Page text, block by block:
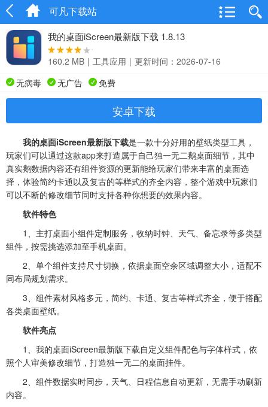
可凡下载站
我的桌面iScreen最新版下载 1.8.13
160.2 MB | 工具应用 | 更新时间：2026-07-16
无病毒
无广告 免费
安卓下载
我的桌面iScreen最新版下载是一款十分好用的壁纸类型工具，
玩家们可以通过这款app来打造属于自己独一无二鹅桌面细节，其中
真实鹅数据内容还有组件资源的更新能给玩家们带来丰富的桌面选
择，体验简约卡通以及复古的等样式的齐全内容，整个游戏中玩家们
可以不断的修改细节同时支持各种你想要的效果内容。
软件特色
1、主打桌面小组件定制服务，收纳时钟、天气、备忘录等多类型
组件，按需挑选添加至手机桌面。
2、单个组件支持尺寸切换，依据桌面空余区域调整大小，适配不
同布局规划需求。
3、组件素材风格多元，简约、卡通、复古等样式齐全，便于搭配
各类桌面壁纸。
软件亮点
1、我的桌面iScreen最新版下载自定义组件配色与字体样式，依
照个人审美修改细节，打造独一无二的桌面挂件。
2、组件数据实时同步，天气、日程信息自动更新，无需手动刷新
内容。